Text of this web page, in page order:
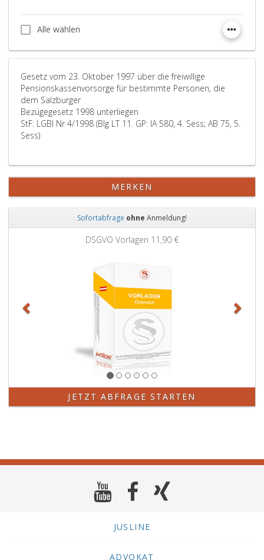
Alle wählen
Alle wählen
Gesetz vom 23. Oktober 1997 über die freiwillige
Pensionskassenvorsorge für bestimmte Personen, die
dem Salzburger
Bezügegesetz 1998 unterliegen
StF: LGBl Nr 4/1998 (Blg LT 11. GP: IA 580, 4. Sess; AB 75, 5.
Sess)
MERKEN
Sofortabfrage ohne Anmeldung!
DSGVO Vorlagen 11,90 €
JETZT ABFRAGE STARTEN
JUSLINE
ADVOKAT